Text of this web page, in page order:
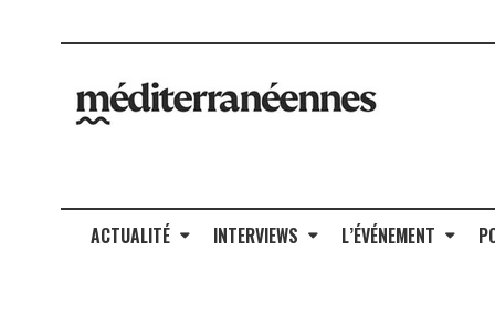
ACTUALITÉ INTERVIEWS L’ÉVÉNEMENT